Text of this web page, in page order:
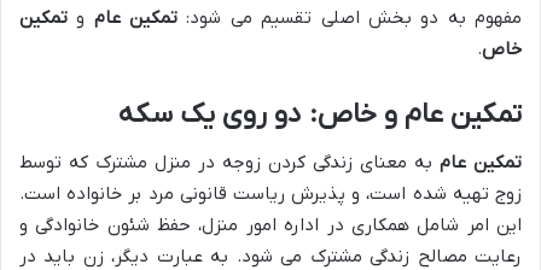
مفهوم به دو بخش اصلی تقسیم می شود: تمکین عام و تمکین
خاص.
تمکین عام و خاص: دو روی یک سکه
تمکین عام به معنای زندگی کردن زوجه در منزل مشترک که توسط
زوج تهیه شده است، و پذیرش ریاست قانونی مرد بر خانواده است.
این امر شامل همکاری در اداره امور منزل، حفظ شئون خانوادگی و
رعایت مصالح زندگی مشترک می شود. به عبارت دیگر، زن باید در